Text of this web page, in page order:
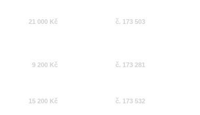
21 000 Kč č. 173 503
9 200 Kč č. 173 281
15 200 Kč č. 173 532